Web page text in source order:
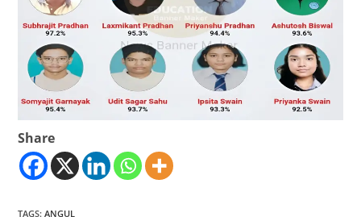
Share
TAGS:ANGUL